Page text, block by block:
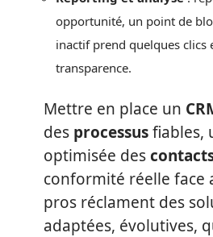
opportunité, un point de
inactif prend quelques clics
transparence.
Mettre en place un
des processusfiables,
optimisée des
conformité réelle face
pros réclament des
adaptées, évolutives,